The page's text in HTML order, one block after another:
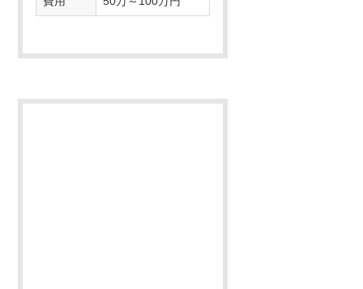
築年数 35年